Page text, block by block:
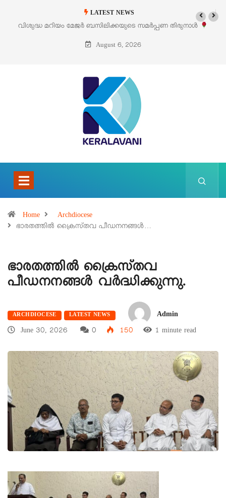
LATEST NEWS
വിശുദ്ധ മറിയം മേജർ ബസിലിക്കയുടെ സമർപ്പണ തിരുനാൾ
ഓഗസ്റ്റ് 5 –
August 6, 2026
Home
Archdiocese
ഭാരതത്തിൽ ക്രൈസ്‌തവ പീഡനനങ്ങൾ…
ഭാരതത്തിൽ ക്രൈസ്‌തവ
പീഡനനങ്ങൾ വർദ്ധിക്കുന്നു.
ARCHDIOCESE LATEST NEWS
Admin
June 30, 2026
0 150 1 minute read